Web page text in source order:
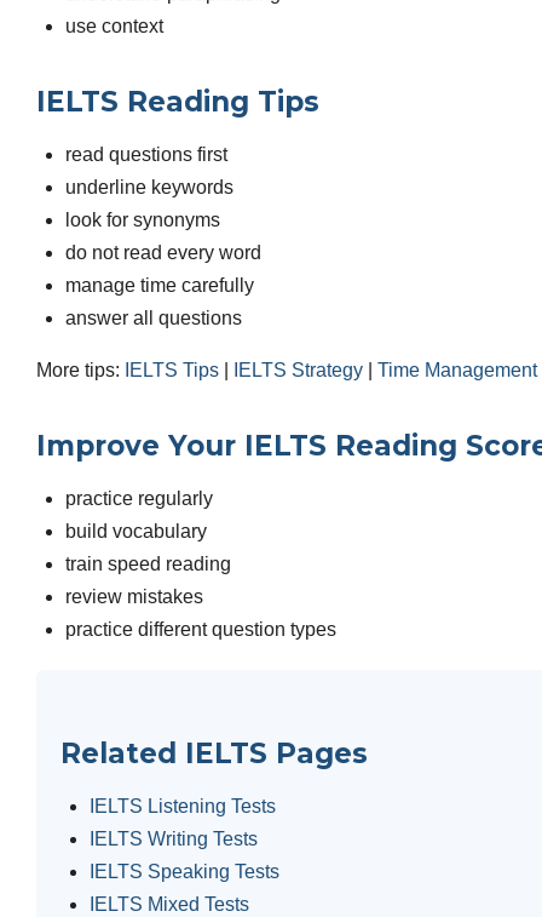
use context
IELTS Reading Tips
read questions first
underline keywords
look for synonyms
do not read every word
manage time carefully
answer all questions
More tips: IELTS Tips IELTS Strategy Time Management
Improve Your IELTS Reading
practice regularly
build vocabulary
train speed reading
review mistakes
practice different question types
Related IELTS Pages
IELTS Listening Tests
IELTS Writing Tests
IELTS Speaking Tests
IELTS Mixed Tests